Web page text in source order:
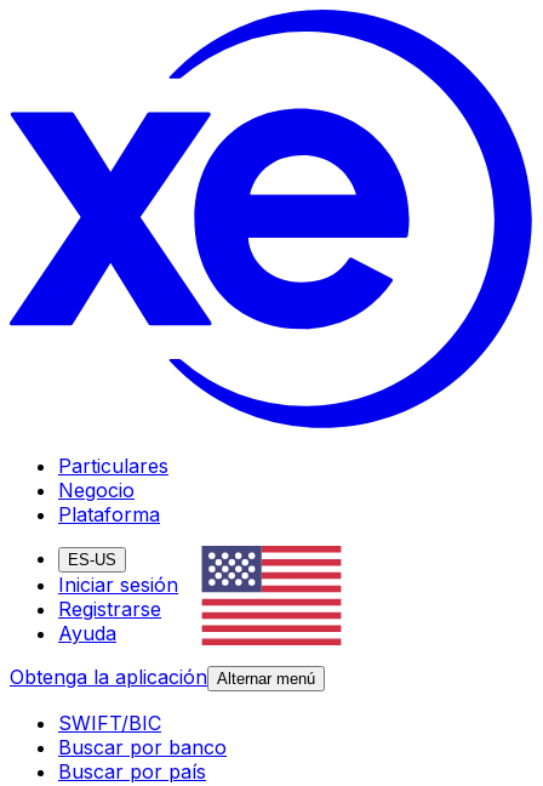
Particulares
Negocio
Plataforma
ES-US
Iniciar sesión
Registrarse
Ayuda
Obtenga la aplicación Alternar menú
SWIFT/BIC
Buscar por banco
Buscar por país